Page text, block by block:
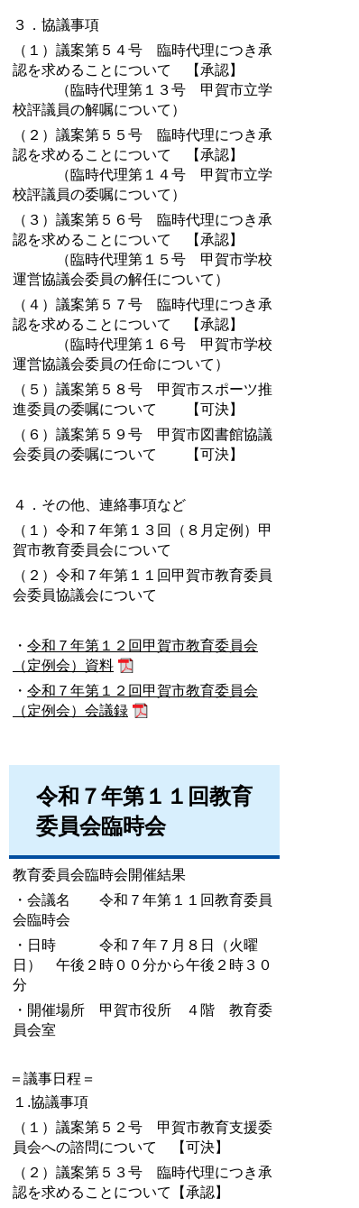
３．協議事項
（１）議案第５４号 臨時代理につき承
認を求めることについて 【承認】
（臨時代理第１３号 甲賀市立学
校評議員の解嘱について）
（２）議案第５５号 臨時代理につき承
認を求めることについて 【承認】
（臨時代理第１４号 甲賀市立学
校評議員の委嘱について）
（３）議案第５６号 臨時代理につき承
認を求めることについて 【承認】
（臨時代理第１５号 甲賀市学校
運営協議会委員の解任について）
（４）議案第５７号 臨時代理につき承
認を求めることについて 【承認】
（臨時代理第１６号 甲賀市学校
運営協議会委員の任命について）
（５）議案第５８号 甲賀市スポーツ推
進委員の委嘱について 【可決】
（６）議案第５９号 甲賀市図書館協議
会委員の委嘱について 【可決】
４．その他、連絡事項など
（１）令和７年第１３回（８月定例）甲
賀市教育委員会について
（２）令和７年第１１回甲賀市教育委員
会委員協議会について
・ 令和７年第１２回甲賀市教育委員会
（定例会）資料
・ 令和７年第１２回甲賀市教育委員会
（定例会）会議録
令和７年第１１回教育
委員会臨時会
教育委員会臨時会開催結果
・会議名 令和７年第１１回教育委員
会臨時会
・日時 令和７年７月８日（火曜
日） 午後２時００分から午後２時３０
分
・開催場所 甲賀市役所 ４階 教育委
員会室
＝議事日程＝
１.協議事項
（１）議案第５２号 甲賀市教育支援委
員会への諮問について 【可決】
（２）議案第５３号 臨時代理につき承
認を求めることについて【承認】